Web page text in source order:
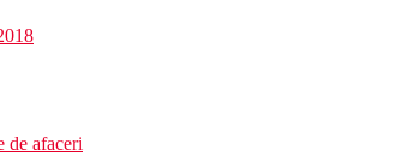
de afaceri